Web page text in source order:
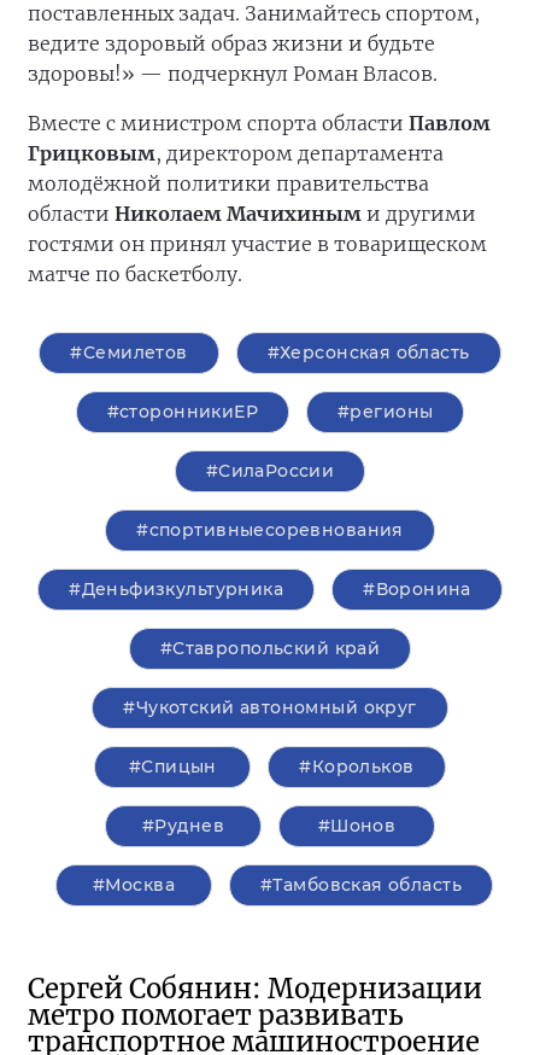
поставленных задач. Занимайтесь спортом,
ведите здоровый образ жизни и будьте
здоровы!» — подчеркнул Роман Власов.
Вместе с министром спорта области Павлом
Грицковым, директором департамента
молодёжной политики правительства
области Николаем Мачихиным и другими
гостями он принял участие в товарищеском
матче по баскетболу.
#Семилетов #Херсонская область
#сторонникиЕР #регионы
#СилаРоссии
#спортивныесоревнования
#Деньфизкультурника #Воронина
#Ставропольский край
#Чукотский автономный округ
#Спицын #Корольков
#Руднев #Шонов
#Москва #Тамбовская область
Сергей Собянин: Модернизации
метро помогает развивать
транспортное машиностроение